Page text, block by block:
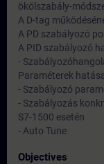
ökölszabály-
A D-tag
A PD szabályozó
A PID szabályozó
-
Paraméterek
- Szabályozó
- Szabályozás
S7-1500 esetén
- Auto Tune
Objectives